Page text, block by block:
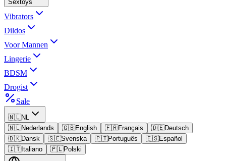
Sextoys
Vibrators
Dildos
Voor Mannen
Lingerie
BDSM
Drogist
Sale
🇳🇱NL
🇳🇱Nederlands 🇬🇧English 🇫🇷Français 🇩🇪Deutsch
🇩🇰Dansk 🇸🇪Svenska 🇵🇹Português 🇪🇸Español
🇮🇹Italiano 🇵🇱Polski